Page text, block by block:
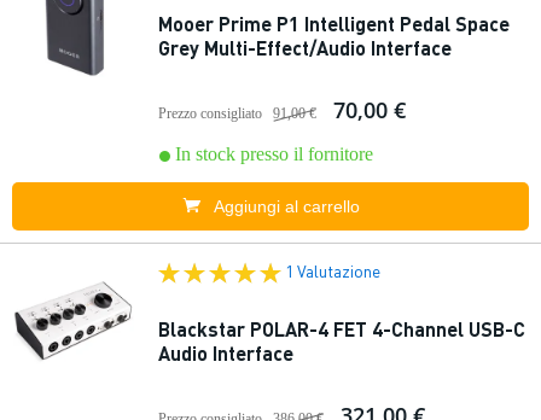
Mooer Prime P1 Intelligent Pedal Space
Grey Multi-Effect/Audio Interface
Prezzo consigliato 91,00 € 70,00 €
In stock presso il fornitore
Aggiungi al carrello
1 Valutazione
Blackstar POLAR-4 FET 4-Channel USB-C
Audio Interface